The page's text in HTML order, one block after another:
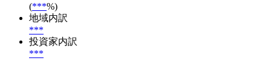
(***%)
地域内訳
***
投資家内訳
***